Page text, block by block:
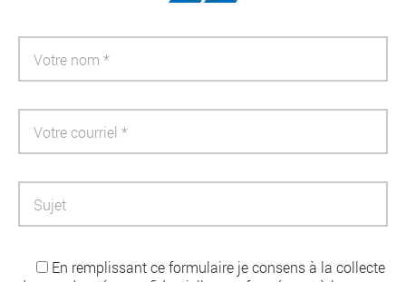
En remplissant ce formulaire je consens à la collecte